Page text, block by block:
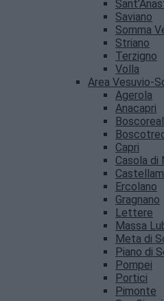
Saviano
Somma
Striano
Terzigno
Volla
Area Vesuvio-
Agerola
Anacapri
Capri
Casola di
Ercolano
Gragnano
Lettere
Massa
Meta di
Piano di
Pompei
Portici
Pimonte